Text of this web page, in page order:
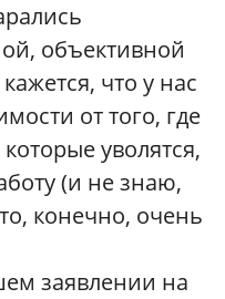
объективной
что у нас
от того, где
уволятся,
(и не знаю,
конечно, очень
заявлении на